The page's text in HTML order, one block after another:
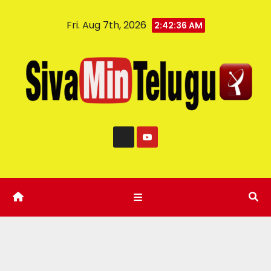
Fri. Aug 7th, 2026 2:42:37 AM